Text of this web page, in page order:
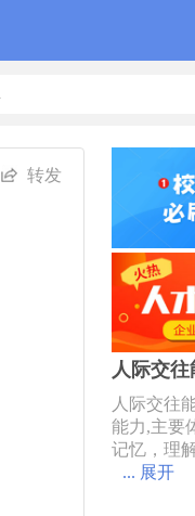
转发
人际交
人际交往
能力,主要
记忆，理
... 展开